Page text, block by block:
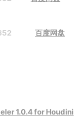
1652 百度网盘
1.0.4 for Houdini